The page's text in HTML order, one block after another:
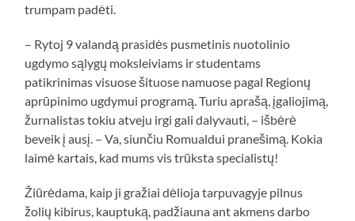
trumpam padėti.
– Rytoj 9 valandą prasidės pusmetinis nuotolinio
ugdymo sąlygų moksleiviams ir studentams
patikrinimas visuose šituose namuose pagal Regionų
aprūpinimo ugdymui programą. Turiu aprašą, įgaliojimą,
žurnalistas tokiu atveju irgi gali dalyvauti, – išbėrė
beveik į ausį. – Va, siunčiu Romualdui pranešimą. Kokia
laimė kartais, kad mums vis trūksta specialistų!
Žiūrėdama, kaip ji gražiai dėlioja tarpuvagyje pilnus
žolių kibirus, kauptuką, padžiauna ant akmens darbo